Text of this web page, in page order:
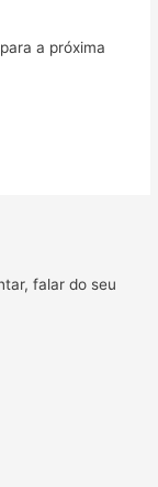
a próxima
falar do seu